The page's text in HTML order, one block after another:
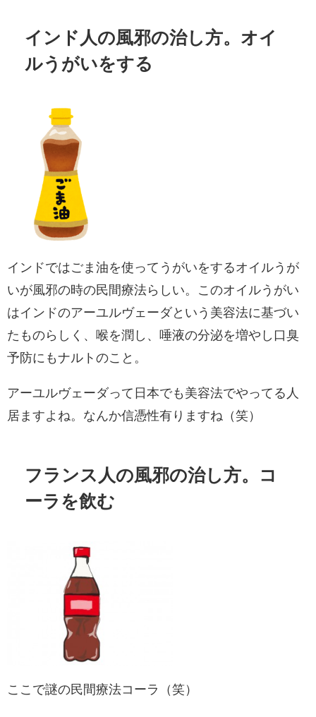
インド人の風邪の治し方。オイ
ルうがいをする
インドではごま油を使ってうがいをするオイルうが
いが風邪の時の民間療法らしい。このオイルうがい
はインドのアーユルヴェーダという美容法に基づい
たものらしく、喉を潤し、唾液の分泌を増やし口臭
予防にもナルトのこと。
アーユルヴェーダって日本でも美容法でやってる人
居ますよね。なんか信憑性有りますね（笑）
フランス人の風邪の治し方。コ
ーラを飲む
ここで謎の民間療法コーラ（笑）